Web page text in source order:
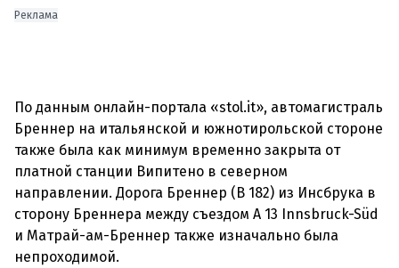
Реклама
По данным онлайн-портала «stol.it», автомагистраль
Бреннер на итальянской и южнотирольской стороне
также была как минимум временно закрыта от
платной станции Випитено в северном
направлении. Дорога Бреннер (B 182) из ​​Инсбрука в
сторону Бреннера между съездом A 13 Innsbruck-Süd
и Матрай-ам-Бреннер также изначально была
непроходимой.